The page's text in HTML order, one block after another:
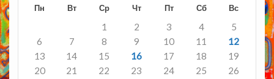
Пн Вт Ср Чт Пт Сб Вс
1 2 3 4
5
6
7 8 9 10 11
12
13
14 15 16 17 18
19
20
21 22 23 24 25
26